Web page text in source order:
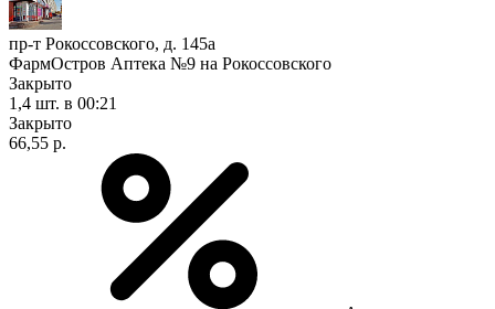
пр-т Рокоссовского, д. 145а
ФармОстров Аптека №9 на Рокоссовского
Закрыто
1,4 шт. в 00:21
Закрыто
66,55 р.